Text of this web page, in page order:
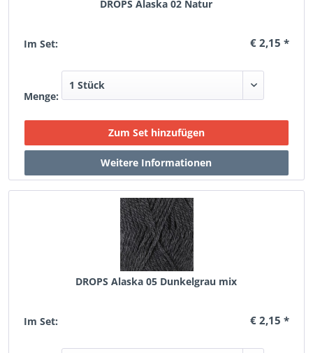
DROPS Alaska 02 Natur
Im Set: € 2,15 *
Menge:
DROPS Alaska 05 Dunkelgrau mix
Im Set: € 2,15 *